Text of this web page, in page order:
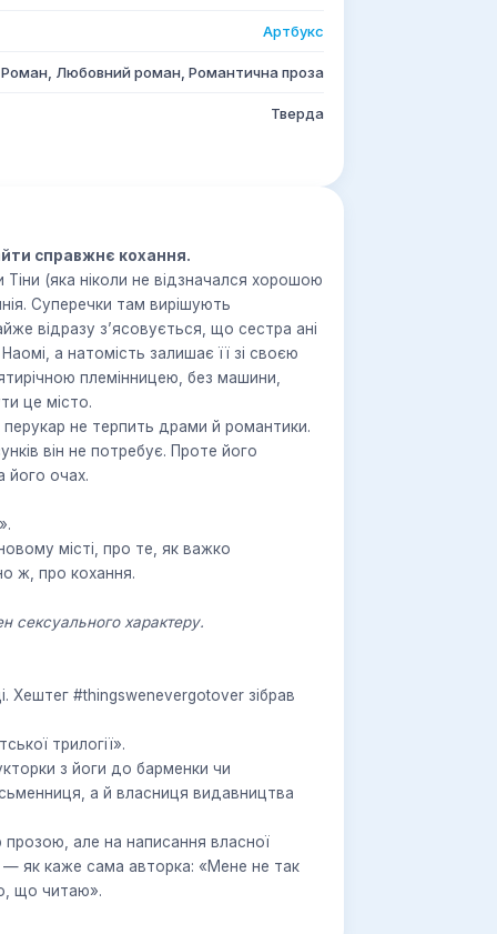
Артбукс
Роман, Любовний роман, Романтична проза
Тверда
справжнє кохання.
Тіни (яка ніколи не відзначался хорошою
Суперечки там вирішують
відразу з’ясовується, що сестра ані
а натомість залишає її зі своєю
племінницею, без машини,
це місто.
не терпить драми й романтики.
він не потребує. Проте його
його очах.
ж, про кохання.
сексуального характеру.
трилогії».
а й власниця видавництва
— як каже сама авторка: «Мене не так
що читаю».